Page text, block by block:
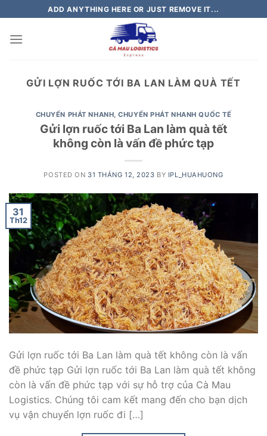
to
content
ADD ANYTHING HERE OR JUST REMOVE IT...
GỬI LỢN RUỐC TỚI BA LAN LÀM QUÀ TẾT
CHUYỂN PHÁT NHANH,CHUYỂN PHÁT NHANH QUỐC TẾ
Gửi lợn ruốc tới Ba Lan làm quà tết
không còn là vấn đề phức tạp
POSTED ON 31 THÁNG 12, 2023 BY IPL_HUAHUONG
31
Th12
Gửi lợn ruốc tới Ba Lan làm quà tết không còn là vấn
đề phức tạp Gửi lợn ruốc tới Ba Lan làm quà tết không
còn là vấn đề phức tạp với sự hỗ trợ của Cà Mau
Logistics. Chúng tôi cam kết mang đến cho bạn dịch
vụ vận chuyển lợn ruốc đi […]